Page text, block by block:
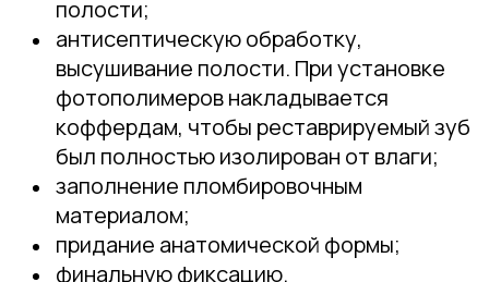
полости;
антисептическую обработку,
высушивание полости. При установке
фотополимеров накладывается
коффердам, чтобы реставрируемый зуб
был полностью изолирован от влаги;
заполнение пломбировочным
материалом;
придание анатомической формы;
финальную фиксацию.